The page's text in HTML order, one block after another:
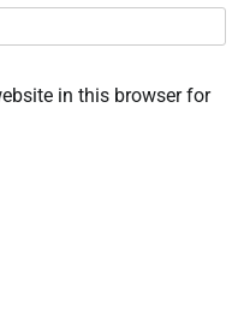
in this browser for